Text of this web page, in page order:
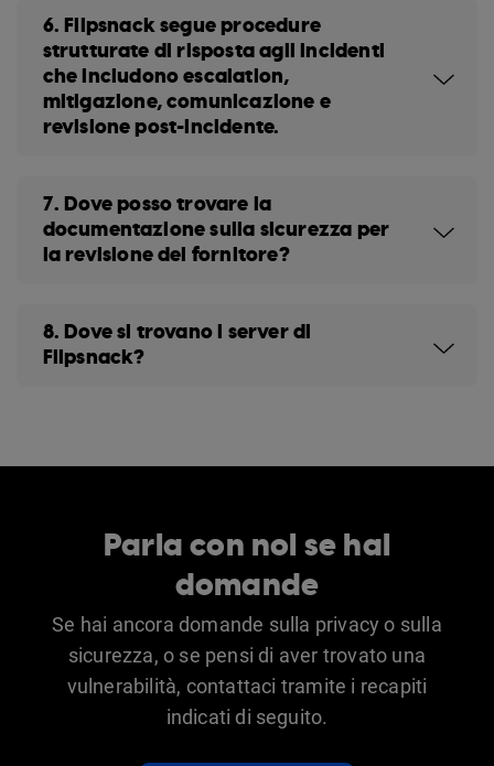
6. Flipsnack segue procedure
strutturate di risposta agli incidenti
che includono escalation,
mitigazione, comunicazione e
revisione post-incidente.
7. Dove posso trovare la
documentazione sulla sicurezza per
la revisione del fornitore?
8. Dove si trovano i server di
Flipsnack?
Parla con noi se hai
domande
Se hai ancora domande sulla privacy o sulla
sicurezza, o se pensi di aver trovato una
vulnerabilità, contattaci tramite i recapiti
indicati di seguito.